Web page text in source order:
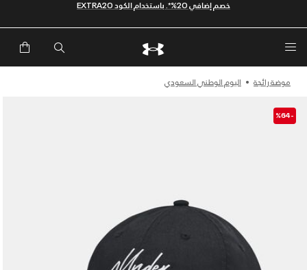
موضة رائجة اليوم الوطني السعودي
-%64